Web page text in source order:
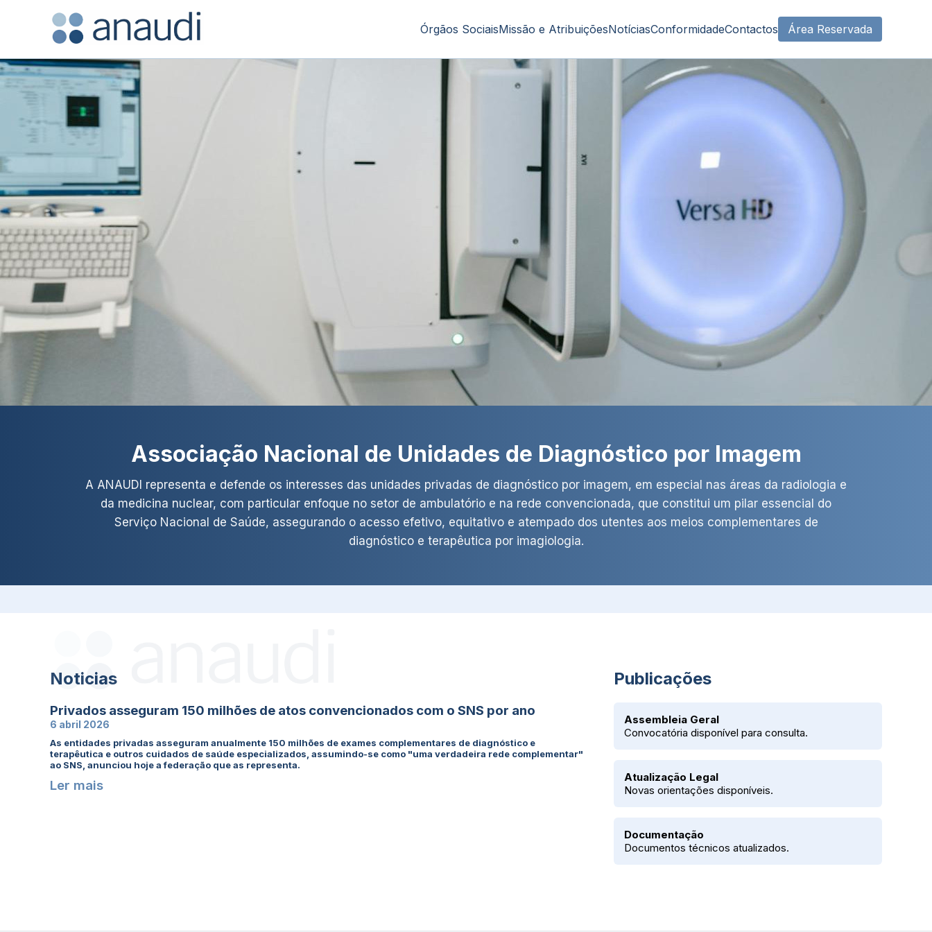
Órgãos SociaisMissão e AtribuiçõesNotíciasConformidadeContactos Área Reservada
Associação Nacional de Unidades de Diagnóstico por Imagem
A ANAUDI representa e defende os interesses das unidades privadas de diagnóstico por imagem, em especial nas áreas da radiologia e
da medicina nuclear, com particular enfoque no setor de ambulatório e na rede convencionada, que constitui um pilar essencial do
Serviço Nacional de Saúde, assegurando o acesso efetivo, equitativo e atempado dos utentes aos meios complementares de
diagnóstico e terapêutica por imagiologia.
Noticias
Privados asseguram 150 milhões de atos convencionados com o SNS por ano
6 abril 2026
As entidades privadas asseguram anualmente 150 milhões de exames complementares de diagnóstico e
terapêutica e outros cuidados de saúde especializados, assumindo-se como "uma verdadeira rede complementar"
ao SNS, anunciou hoje a federação que as representa.
Ler mais
Publicações
Assembleia Geral
Convocatória disponível para consulta.
Atualização Legal
Novas orientações disponíveis.
Documentação
Documentos técnicos atualizados.